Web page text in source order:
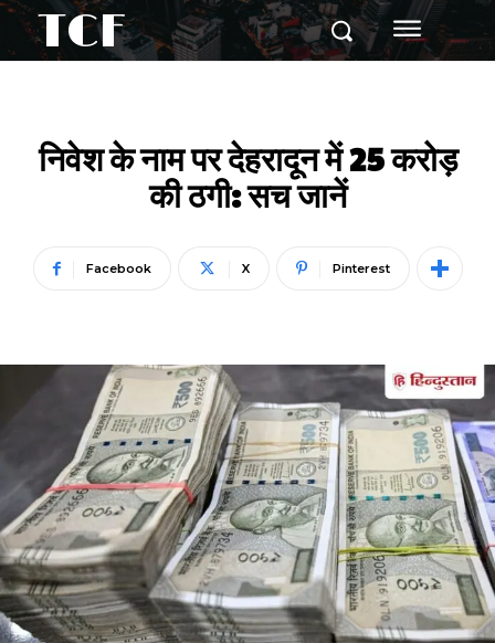
TCF
निवेश के नाम पर देहरादून में 25 करोड़
की ठगी: सच जानें
Facebook X Pinterest